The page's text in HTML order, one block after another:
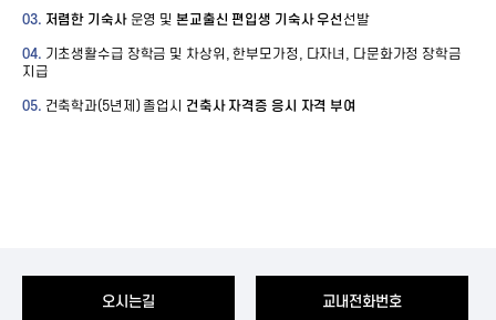
03. 저렴한 기숙사운영 및 본교출신 편입생 기숙사 우선선발
04. 기초생활수급 장학금 및 차상위, 한부모가정, 다자녀, 다문화가정 장학금
지급
05. 건축학과(5년제) 졸업시 건축사 자격증 응시 자격 부여
오시는길 교내전화번호